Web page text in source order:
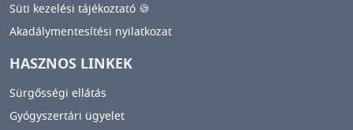
Süti kezelési tájékoztató 🍪
Akadálymentesítési nyilatkozat
HASZNOS LINKEK
Sürgősségi ellátás
Gyógyszertári ügyelet